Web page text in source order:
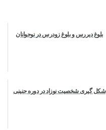
بلوغ دیررس و بلوغ زودرس در نوجوانان
شکل گیری شخصیت نوزاد در دوره جنینی